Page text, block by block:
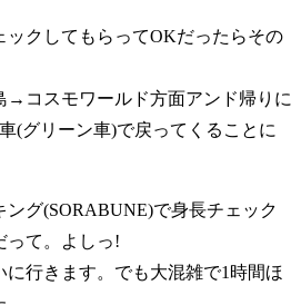
ックしてもらってOKだったらその
→コスモワールド方面アンド帰りに
(グリーン車)で戻ってくることに
グ(SORABUNE)で身長チェック
って。よしっ!
に行きます。でも大混雑で1時間ほ